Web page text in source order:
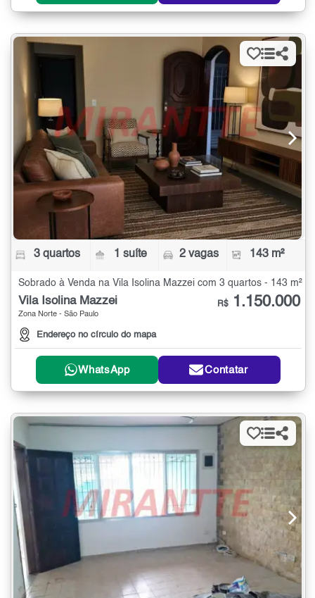
3 quartos 1 suíte 2 vagas 143 m²
Sobrado à Venda na Vila Isolina Mazzei com 3 quartos - 143 m²
Vila Isolina Mazzei
Zona Norte - São Paulo
Endereço no círculo do mapa
R$ 1.150.000
WhatsApp Contatar